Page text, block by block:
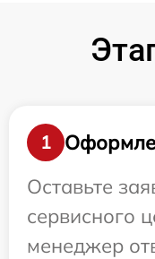
1
Оставьте
сервисного
менеджер